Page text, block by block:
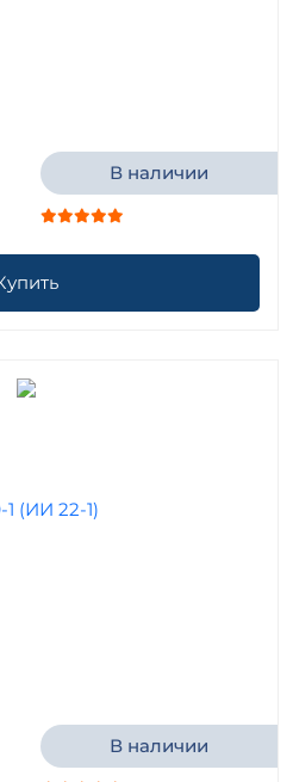
В наличии
В наличии